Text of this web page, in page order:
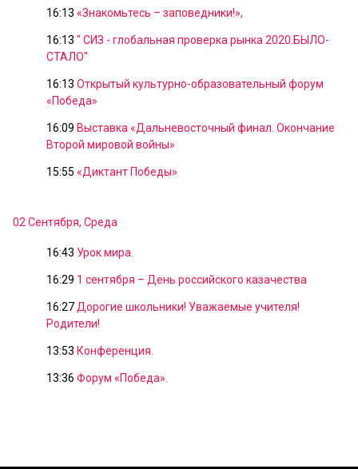
16:13 «Знакомьтесь – заповедники!»,
16:13 " СИЗ - глобальная проверка рынка 2020.БЫЛО-
СТАЛО"
16:13 Открытый культурно-образовательный форум
«Победа»
16:09 Выставка «Дальневосточный финал. Окончание
Второй мировой войны»
15:55 «Диктант Победы»
02 Сентября, Среда
16:43 Урок мира.
16:29 1 сентября – День российского казачества
16:27 Дорогие школьники! Уважаемые учителя!
Родители!
13:53 Конференция.
13:36 Форум «Победа».